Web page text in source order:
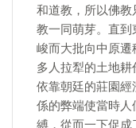
和道教，所以佛
教一同萌芽。直
峻而大批向中原
多人拉犁的土地
依靠朝廷的莊園
係的弊端使當時
縛，從而一下促成